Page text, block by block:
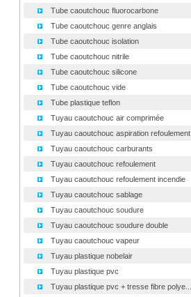
Tube caoutchouc fluorocarbone
Tube caoutchouc genre anglais
Tube caoutchouc isolation
Tube caoutchouc nitrile
Tube caoutchouc silicone
Tube caoutchouc vide
Tube plastique teflon
Tuyau caoutchouc air comprimée
Tuyau caoutchouc aspiration refoulement
Tuyau caoutchouc carburants
Tuyau caoutchouc refoulement
Tuyau caoutchouc refoulement incendie
Tuyau caoutchouc sablage
Tuyau caoutchouc soudure
Tuyau caoutchouc soudure double
Tuyau caoutchouc vapeur
Tuyau plastique nobelair
Tuyau plastique pvc
Tuyau plastique pvc + tresse fibre polye...